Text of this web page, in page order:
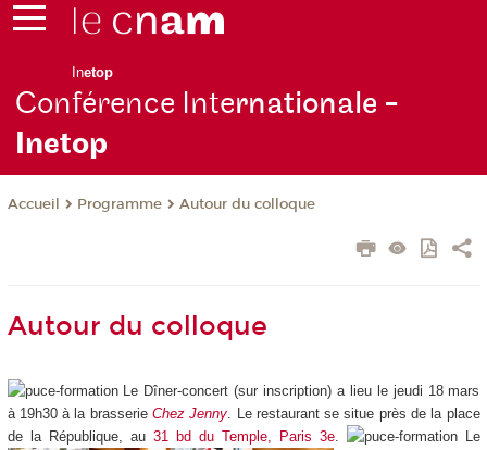
Inetop
Conférence Internationale -
Inetop
Accueil Programme Autour du colloque
Autour du colloque
Le Dîner-concert (sur inscription) a lieu le jeudi 18 mars
à 19h30 à la brasserie Chez Jenny. Le restaurant se situe près de la place
de la République, au 31 bd du Temple, Paris 3e.
Le